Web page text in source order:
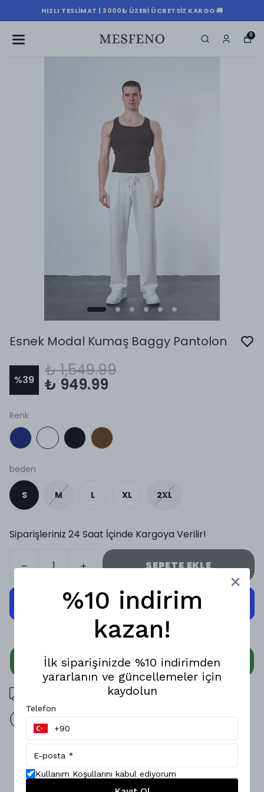
HIZLI TESLIMAT | 3000₺ ÜZERI ÜCRETSIZ KARGO 🚚
0
Esnek Modal Kumaş Baggy Pantolon
%39
₺ 1,549.99
₺ 949.99
Renk
beden
S M L XL 2XL
Siparişleriniz 24 Saat İçinde Kargoya Verilir!
SEPETE EKLE
WHATSAPP
3000 TL üzeri ücretsiz kargo
14 gün içinde iade değişim
Ürün Açıklaması
Oversize rahatlığını hissedin! Esnek modal kumaşı, nefes
alabilir yapısıyla premium bir hissiyat ve gün boyu konfor
%10 indirim
kazan!
İlk siparişinizde %10 indirimden
yararlanın ve güncellemeler için
kaydolun
Telefon
Kullanım Koşullarını kabul ediyorum